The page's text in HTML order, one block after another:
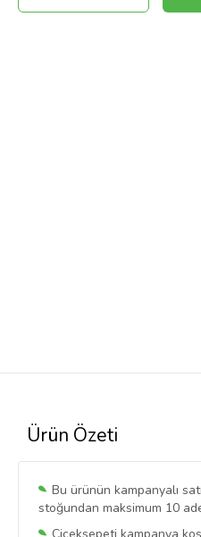
Ürün Özeti
Bu ürünün kampanyalı
stoğundan maksimum 10